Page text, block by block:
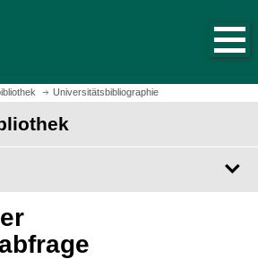
Universitätsbibliographie